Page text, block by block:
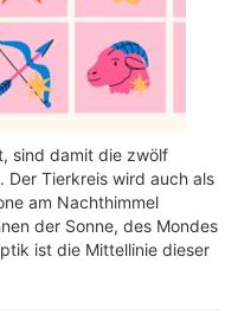
sind damit die zwölf
Der Tierkreis wird auch als
am Nachthimmel
der Sonne, des Mondes
ist die Mittellinie dieser